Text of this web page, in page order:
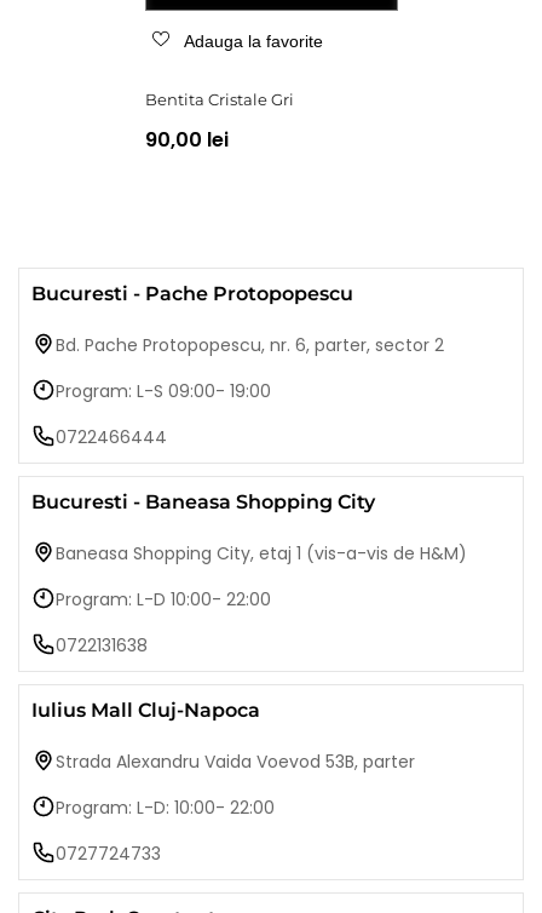
Adauga la favorite
Bentita Cristale Gri
90,00 lei
Bucuresti - Pache Protopopescu
Bd. Pache Protopopescu, nr. 6, parter, sector 2
Program: L-S 09:00- 19:00
0722466444
Bucuresti - Baneasa Shopping City
Baneasa Shopping City, etaj 1 (vis-a-vis de H&M)
Program: L-D 10:00- 22:00
0722131638
Iulius Mall Cluj-Napoca
Strada Alexandru Vaida Voevod 53B, parter
Program: L-D: 10:00- 22:00
0727724733